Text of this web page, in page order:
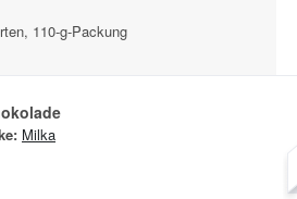
110-g-Packung
Milka